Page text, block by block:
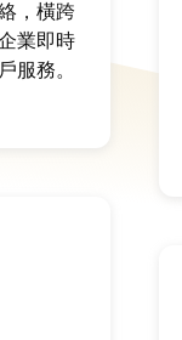
，橫跨
業即時
服務。